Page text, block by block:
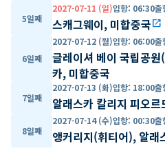
5일째
2027-07-11 (일)입항: 06:30출
스캐그웨이, 미합중국open_in_new
6일째
2027-07-12 (월)입항: 06:00출
글레이셔 베이 국립공
카, 미합중국
7일째
2027-07-13 (화)입항: 18:00출
알래스카 칼리지 피오
8일째
2027-07-14 (수)입항: 00:30출
앵커리지(휘티어), 알래